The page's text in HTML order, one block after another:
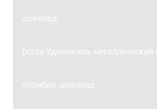
шоколад
Döcke Удлинитель металлический
пломбир, шоколад